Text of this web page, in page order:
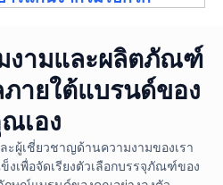
ามและผลิตภัณฑ์
ายใต้แบรนด์ของ
เอง
ผู้เชี่ยวชาญด้านความงามของเรา
เพื่อจัดเรียงตัวเลือกบรรจุภัณฑ์ของ